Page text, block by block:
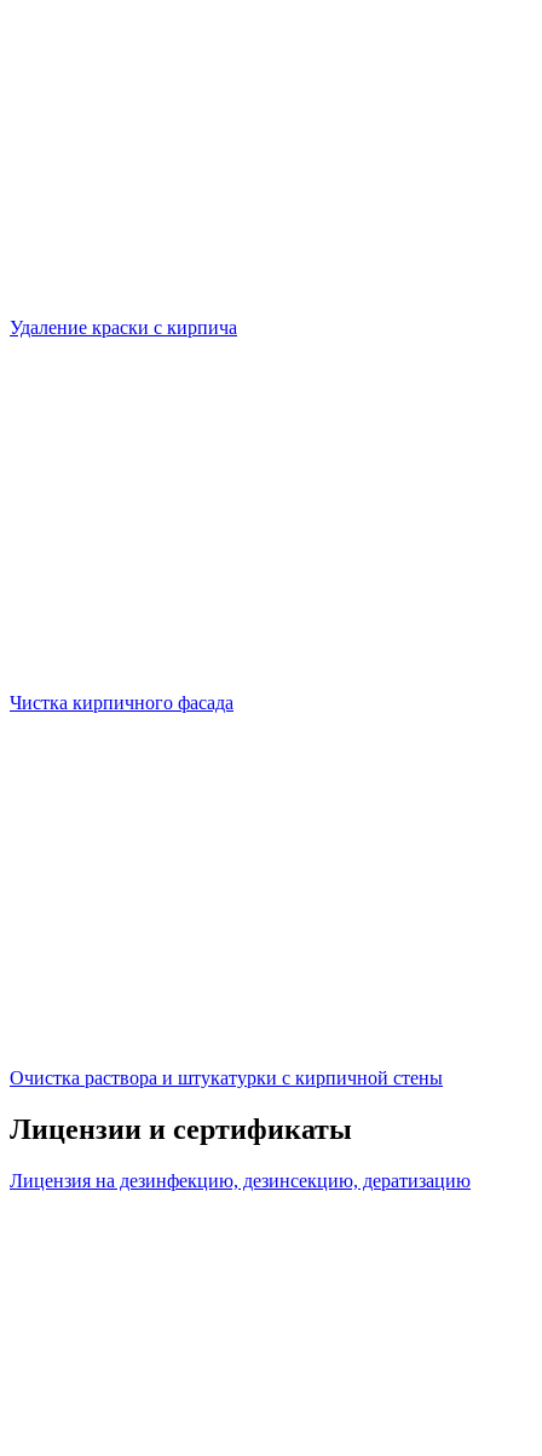
Удаление краски с кирпича
Чистка кирпичного фасада
Очистка раствора и штукатурки с кирпичной стены
Лицензии и сертификаты
Лицензия на дезинфекцию, дезинсекцию, дератизацию